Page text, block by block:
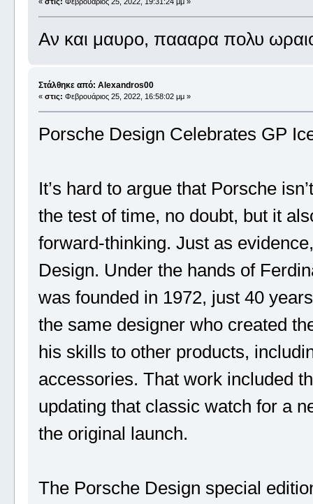
Αν και μαυρο, παααρα πολυ
Στάλθηκε από: Alexandros00
« στις: Φεβρουάριος 25, 2022, 16:58:02 μμ »
Porsche Design Celebrates GP
It’s hard to argue that Porsche
the test of time, no doubt, but it
forward-thinking. Just as
Design. Under the hands of
was founded in 1972, just 40
the same designer who created
his skills to other products,
accessories. That work included
updating that classic watch for a
the original launch.
The Porsche Design special